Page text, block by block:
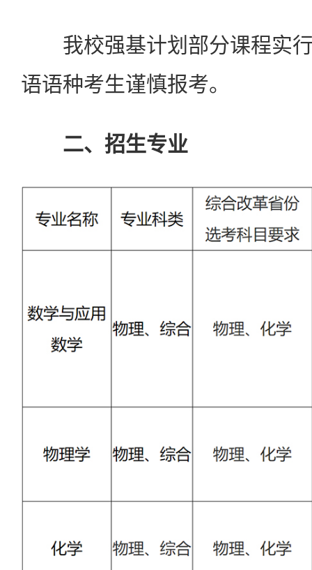
我校强基计划部分课程实行
语语种考生谨慎报考。
二、招生专业